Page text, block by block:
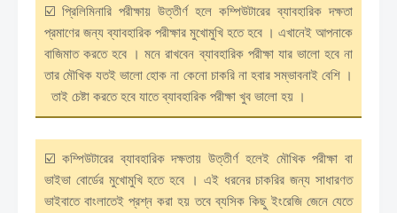
☑️ প্রিলিমিনারি পরীক্ষায় উত্তীর্ণ হলে কম্পিউটারের ব্যাবহারিক দক্ষতা
প্রমাণের জন্য ব্যাবহারিক পরীক্ষার মুখোমুখি হতে হবে । এখানেই আপনাকে
বাজিমাত করতে হবে । মনে রাখবেন ব্যাবহারিক পরীক্ষা যার ভালো হবে না
তার মৌখিক যতই ভালো হোক না কেনো চাকরি না হবার সম্ভাবনাই বেশি ।
তাই চেষ্টা করতে হবে যাতে ব্যাবহারিক পরীক্ষা খুব ভালো হয় ।
☑️ কম্পিউটারের ব্যাবহারিক দক্ষতায় উত্তীর্ণ হলেই মৌখিক পরীক্ষা বা
ভাইভা বোর্ডের মুখোমুখি হতে হবে । এই ধরনের চাকরির জন্য সাধারণত
ভাইবাতে বাংলাতেই প্রশ্ন করা হয় তবে ব্যসিক কিছু ইংরেজি জেনে যেতে